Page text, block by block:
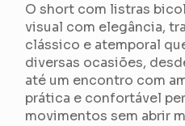
O short com listras
visual com elegância,
clássico e atemporal
diversas ocasiões,
até um encontro com
prática e confortável
movimentos sem abrir